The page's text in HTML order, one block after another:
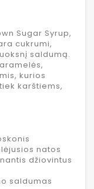
Sugar Syrup,
cukrumi,
saldumą.
kurios
karštiems,
natos
džiovintus
saldumas